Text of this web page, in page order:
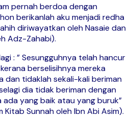
pernah berdoa dengan
berikanlah aku menjadi redha
diriwayatkan oleh Nasaie dan
Adz-Zahabi).
: ” Sesungguhnya telah hancur
berselisihnya mereka
dan tidaklah sekali-kali beriman
dia tidak beriman dengan
yang baik atau yang buruk”
Sunnah oleh Ibn Abi Asim).